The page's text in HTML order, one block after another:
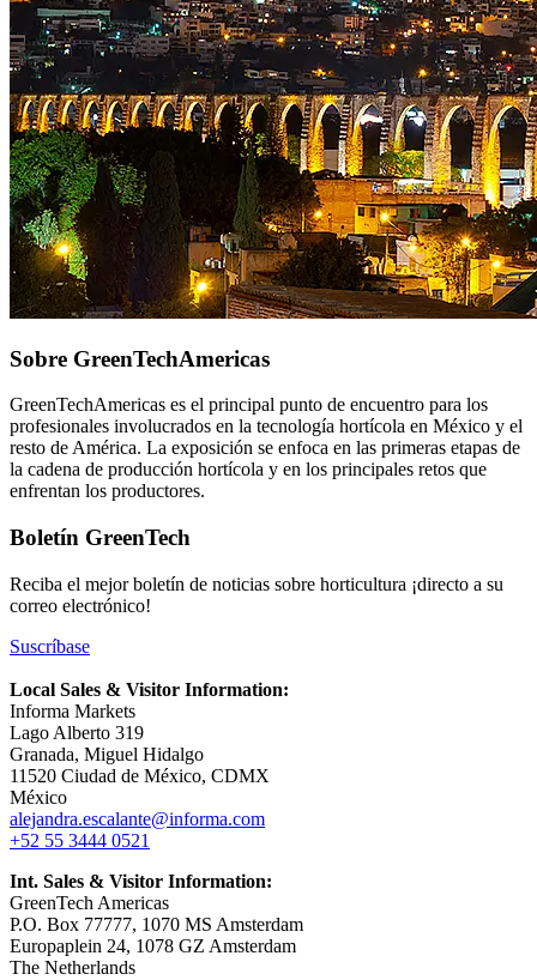
Sobre GreenTechAmericas
GreenTechAmericas es el principal punto de encuentro para los
profesionales involucrados en la tecnología hortícola en México y el
resto de América. La exposición se enfoca en las primeras etapas de
la cadena de producción hortícola y en los principales retos que
enfrentan los productores.
Boletín GreenTech
Reciba el mejor boletín de noticias sobre horticultura ¡directo a su
correo electrónico!
Suscríbase
Local Sales & Visitor Information:
Informa Markets
Lago Alberto 319
Granada, Miguel Hidalgo
11520 Ciudad de México, CDMX
México
alejandra.escalante@informa.com
+52 55 3444 0521
Int. Sales & Visitor Information:
GreenTech Americas
P.O. Box 77777, 1070 MS Amsterdam
Europaplein 24, 1078 GZ Amsterdam
The Netherlands